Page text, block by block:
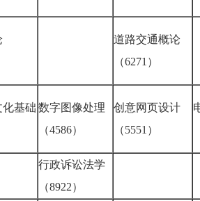
道路交通概论
（6271）
基础 数字图像处理
（4586）
创意网页设计
（5551）
行政诉讼法学
（8922）